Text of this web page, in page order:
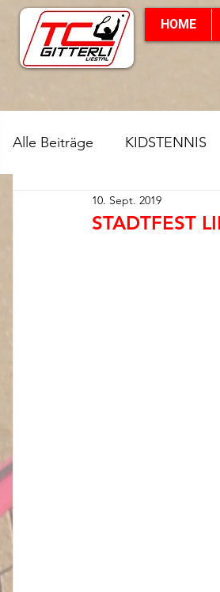
HOME
Alle Beiträge KIDSTENNIS
Clubmeisterschaften
STADTFEST
10. Sept. 2019